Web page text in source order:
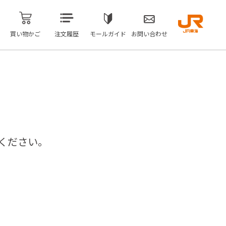
買い物かご 注文履歴 モールガイド お問い合わせ
さい。